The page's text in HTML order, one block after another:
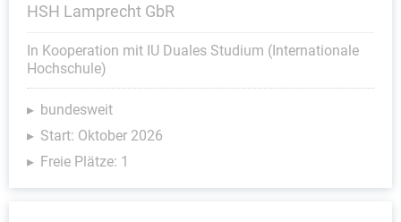
HSH Lamprecht GbR
In Kooperation mit IU Duales Studium (Internationale
Hochschule)
bundesweit
Start: Oktober 2026
Freie Plätze: 1